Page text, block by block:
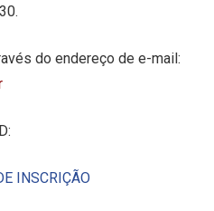
do endereço de e-mail:
INSCRIÇÃO